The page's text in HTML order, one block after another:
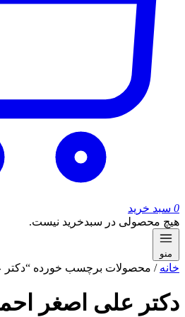
0 سبد خرید
هیچ محصولی در سبدخرید نیست.
منو
خانه / محصولات برچسب خورده “دکتر
دکتر علی اصغر